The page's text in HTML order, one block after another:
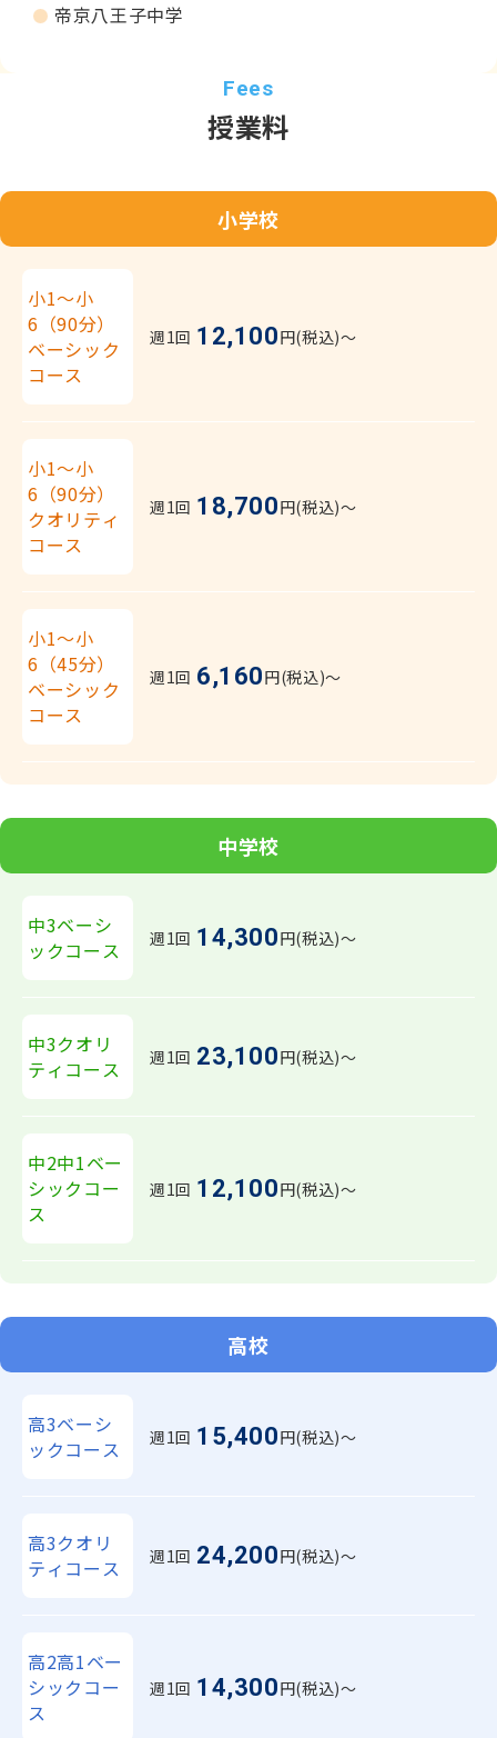
帝京八王子中学
授業料
小学校
小1～小
6（90分）
ベーシック
コース
週1回 12,100円(税込)〜
小1～小
6（90分）
クオリティ
コース
週1回 18,700円(税込)〜
小1～小
6（45分）
ベーシック
コース
週1回 6,160円(税込)〜
中学校
中3ベーシ
ックコース
週1回 14,300円(税込)〜
中3クオリ
ティコース
週1回 23,100円(税込)〜
中2中1ベー
シックコー
ス
週1回 12,100円(税込)〜
高校
高3ベーシ
ックコース
週1回 15,400円(税込)〜
高3クオリ
ティコース
週1回 24,200円(税込)〜
高2高1ベー
シックコー
ス
週1回 14,300円(税込)〜